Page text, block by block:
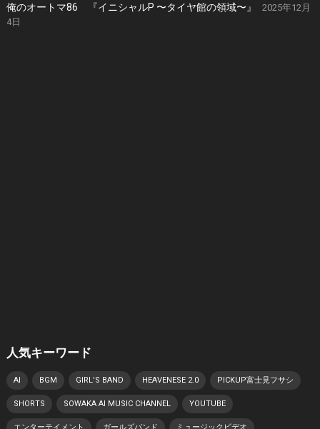
俺のオートマ86 『イニシャルP 〜タイヤ館の領域〜』
2025年12月
4日
人気キーワード
AI BGM GIRL'S BAND HEAVENESE 2.0 PICKUP富士見フサシ
SHORTS SOWAKA AI MUSIC CHANNEL YOUTUBE
エンターテイメント ガールズバンド ミュージックビデオ